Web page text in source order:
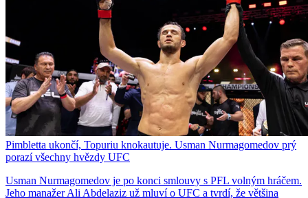
Pimbletta ukončí, Topuriu knokautuje. Usman Nurmagomedov prý
porazí všechny hvězdy UFC
Usman Nurmagomedov je po konci smlouvy s PFL volným hráčem.
Jeho manažer Ali Abdelaziz už mluví o UFC a tvrdí, že většina